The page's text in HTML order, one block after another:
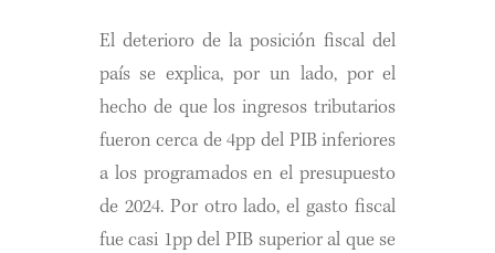
El deterioro de la posición fiscal del
país se explica, por un lado, por el
hecho de que los ingresos tributarios
fueron cerca de 4pp del PIB inferiores
a los programados en el presupuesto
de 2024. Por otro lado, el gasto fiscal
fue casi 1pp del PIB superior al que se